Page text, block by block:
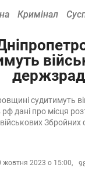
Кримінал
судитимуть
дані про місця
військових Збройних
жовтня 2023 о 15:00,